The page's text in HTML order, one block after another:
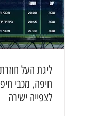
ליגת העל
חיפה, מכבי
לצפייה ישירה